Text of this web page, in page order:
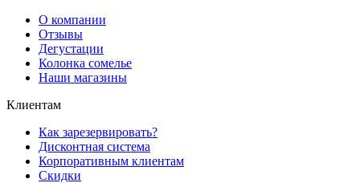
О компании
Отзывы
Дегустации
Колонка сомелье
Наши магазины
Клиентам
Как зарезервировать?
Дисконтная система
Корпоративным клиентам
Скидки